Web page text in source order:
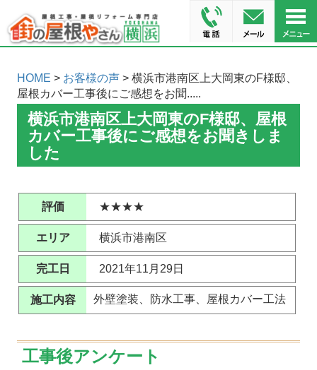
HOME > お客様の声> 横浜市港南区上大岡東のF様邸、
屋根カバー工事後にご感想をお聞.....
横浜市港南区上大岡東のF様邸、屋根
カバー工事後にご感想をお聞きしま
した
評価 ★★★★
エリア 横浜市港南区
完工日 2021年11月29日
施工内容 外壁塗装、防水工事、屋根カバー工法
工事後アンケート